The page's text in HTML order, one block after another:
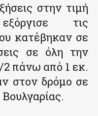
στην τιμή
τις
κατέβηκαν σε
σε όλη την
πάνω από 1 εκ.
στον δρόμο σε